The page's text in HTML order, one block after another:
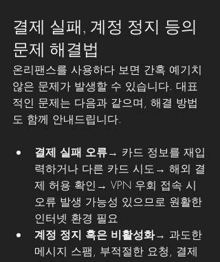
결제 실패, 계정 정지 등의
문제 해결법
온리팬스를 사용하다 보면 간혹 예기치
않은 문제가 발생할 수 있습니다. 대표
적인 문제는 다음과 같으며, 해결 방법
도 함께 안내드립니다.
결제 실패 오류→ 카드 정보를 재입
력하거나 다른 카드 시도→ 해외 결
제 허용 확인→ VPN 우회 접속 시
오류 발생 가능성 있으므로 원활한
인터넷 환경 필요
계정 정지 혹은 비활성화→ 과도한
메시지 스팸, 부적절한 요청, 결제